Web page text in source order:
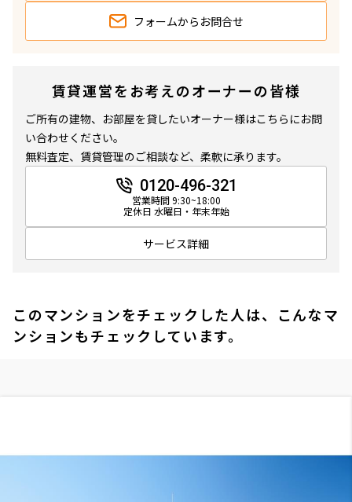
フォームから お問合せ
賃貸運営をお考えのオーナーの皆様
ご所有の建物、お部屋を貸したいオーナー様はこちらにお問
い合わせください。
無料査定、賃貸管理のご相談など、柔軟に承ります。
0120-496-321
営業時間 9:30~18:00
定休日 水曜日・年末年始
サービス詳細
このマンションをチェックした人は、こんなマ
ンションもチェックしています。